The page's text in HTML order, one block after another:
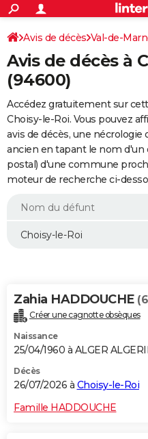
ACTUALITÉS
Politique
Société
Faits Divers
Education
Monde
Villes
+
SPORT
Coupe du monde 2026
Football
Tennis
Cyclisme
Rugby
Forum
FINANCE
Retraite
Impôts
Epargne
Immobilier
Risques naturels par ville
Banque
Assurance
Crédit
AUTO
Essais
Réserver un essai
Citadines
Berlines
SUV
Forum auto
+
HIGH-TECH
Mobiles
Meilleur smartphone
Internet
Ordinateurs
Jeux vidéo
Guide high-tech
+BRICOLAGE
Forum
Aménagement intérieur
Extérieur
Cuisine
Salle de bains
Jardinage
Rangement
WEEK-END
Guides de France
Escapades
Patrimoine
Expositions
Musées
Week-end nature
LIFESTYLE
Alimentation
Guide de la santé
Maladies
Médicaments
Sommeil
VOYAGE
Destinations
City break
Voyage nature
Voyage de noces
Forum
Climat
+PHOTO
GUIDES D'ACHAT
BONS PLANS
CARTE DE VOEUX
Avis de décès Val-de-
Avis de décès à
(94600)
Accédez gratuitement sur
Choisy-le-Roi. Vous pouvez
avis de décès, une nécrologie
ancien en tapant le nom d'un
postal) d'une commune
moteur de recherche ci-
Zahia HADDOUCHE
Créer une cagnotte obsèques
Naissance
25/04/1960 à ALGER
Décès
26/07/2026 à Choisy-le-Roi
Famille HADDOUCHE